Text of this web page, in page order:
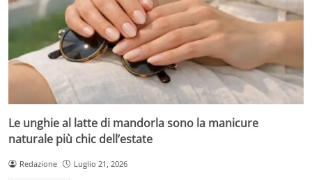
Le unghie al latte di mandorla sono la manicure
naturale più chic dell’estate
Redazione Luglio 21, 2026